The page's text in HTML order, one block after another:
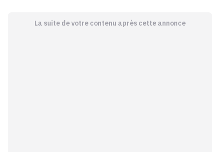
La suite de votre contenu après cette annonce